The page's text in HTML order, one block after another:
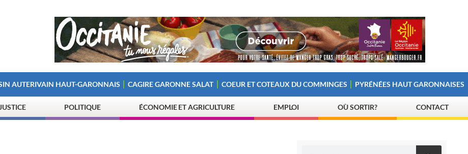
AUTERIVAIN HAUT-GARONNAIS CAGIRE GARONNE SALAT COEUR ET COTEAUX DU COMMINGES PYRÉNÉES HAUT GARONNAISES
POLITIQUE ÉCONOMIE ET AGRICULTURE EMPLOI OÙ SORTIR? CONTACT